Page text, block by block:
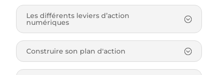
Les différents leviers d’action
numériques
Construire son plan d'action